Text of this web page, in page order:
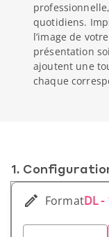
quotidiens.
l’image de
présentation
ajoutent une
chaque
1.
FormatDL -